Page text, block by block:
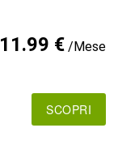
11.99 €/Mese
SCOPRI